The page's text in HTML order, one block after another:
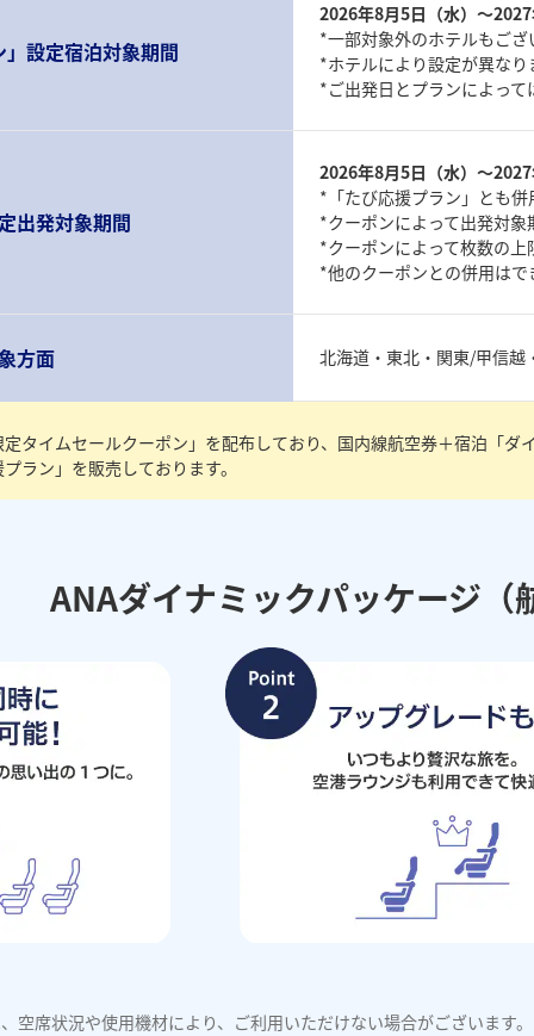
」設定宿泊対象期間
2026年8月5日（水）～2027
*一部対象外のホテルもござ
*ホテルにより設定が異なり
*ご出発日とプランによって
出発対象期間
2026年8月5日（水）～2027
*「たび応援プラン」とも併
*クーポンによって出発対象
*クーポンによって枚数の上
*他のクーポンとの併用はで
方面 北海道・東北・関東/甲信越
タイムセールクーポン」を配布しており、国内線航空券＋宿泊「ダ
ラン」を販売しております。
ANAダイナミックパッケージ（
空席状況や使用機材により、ご利用いただけない場合がございます。